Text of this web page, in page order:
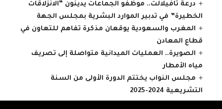
درعة تافيلالت.. موظفو الجماعات يدينون “الانزلاقات
الخطيرة” في تدبير الموارد البشرية بمجلس الجهة
المغرب والسعودية يوقعان مذكرة تفاهم للتعاون في
قطاع المعادن
الصويرة.. العمليات الميدانية متواصلة إلى تصريف
مياه الأمطار
مجلس النواب يختتم الدورة الأولى من السنة
التشريعية 2024-2025